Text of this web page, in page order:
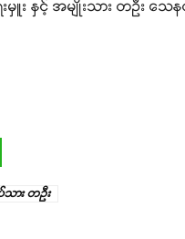
ရေးမှူး နှင့် အမျိုးသား တဦး
ား တဦး